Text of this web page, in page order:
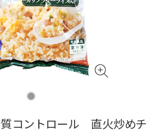
コントロール 直火炒めチ